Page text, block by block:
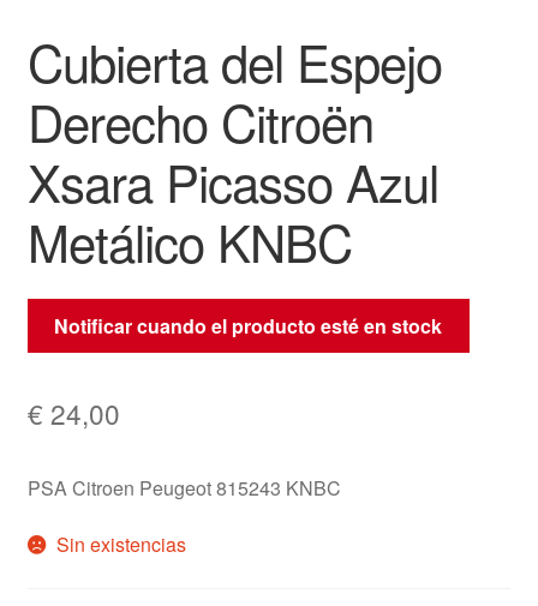
Términos y Condiciones
Transporte
Cubierta del Espejo
Derecho Citroën
Xsara Picasso Azul
Metálico KNBC
Notificar cuando el producto esté en stock
€ 24,00
PSA Citroen Peugeot 815243 KNBC
Sin existencias